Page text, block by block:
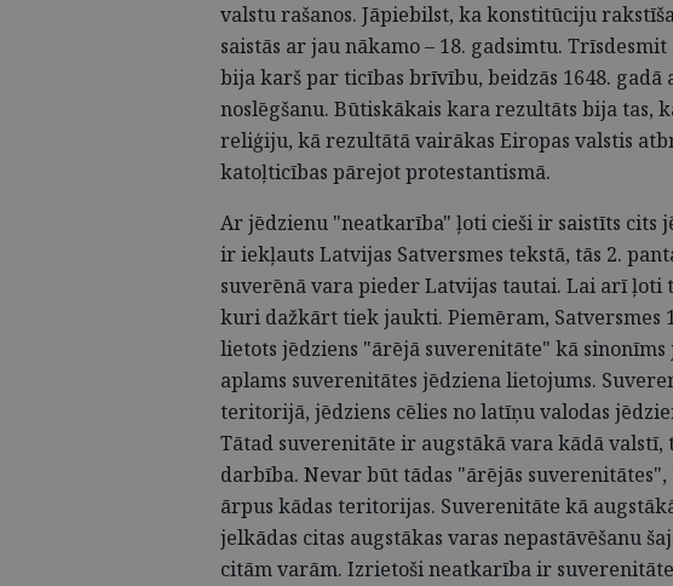
valstu rašanos. Jāpiebilst, ka konstitūciju
saistās ar jau nākamo – 18. gadsimtu.
bija karš par ticības brīvību, beidzās 1648. gadā
noslēgšanu. Būtiskākais kara rezultāts bija tas,
reliģiju, kā rezultātā vairākas Eiropas valstis
katoļticības pārejot protestantismā.
Ar jēdzienu "neatkarība" ļoti cieši ir saistīts cits
ir iekļauts Latvijas Satversmes tekstā, tās 2.
suverēnā vara pieder Latvijas tautai. Lai arī
kuri dažkārt tiek jaukti. Piemēram, Satversmes
lietots jēdziens "ārējā suverenitāte" kā
aplams suverenitātes jēdziena lietojums.
teritorijā, jēdziens cēlies no latīņu valodas
Tātad suverenitāte ir augstākā vara kādā
darbība. Nevar būt tādas "ārējās
ārpus kādas teritorijas. Suverenitāte kā
jelkādas citas augstākas varas nepastāvēšanu
citām varām. Izrietoši neatkarība ir